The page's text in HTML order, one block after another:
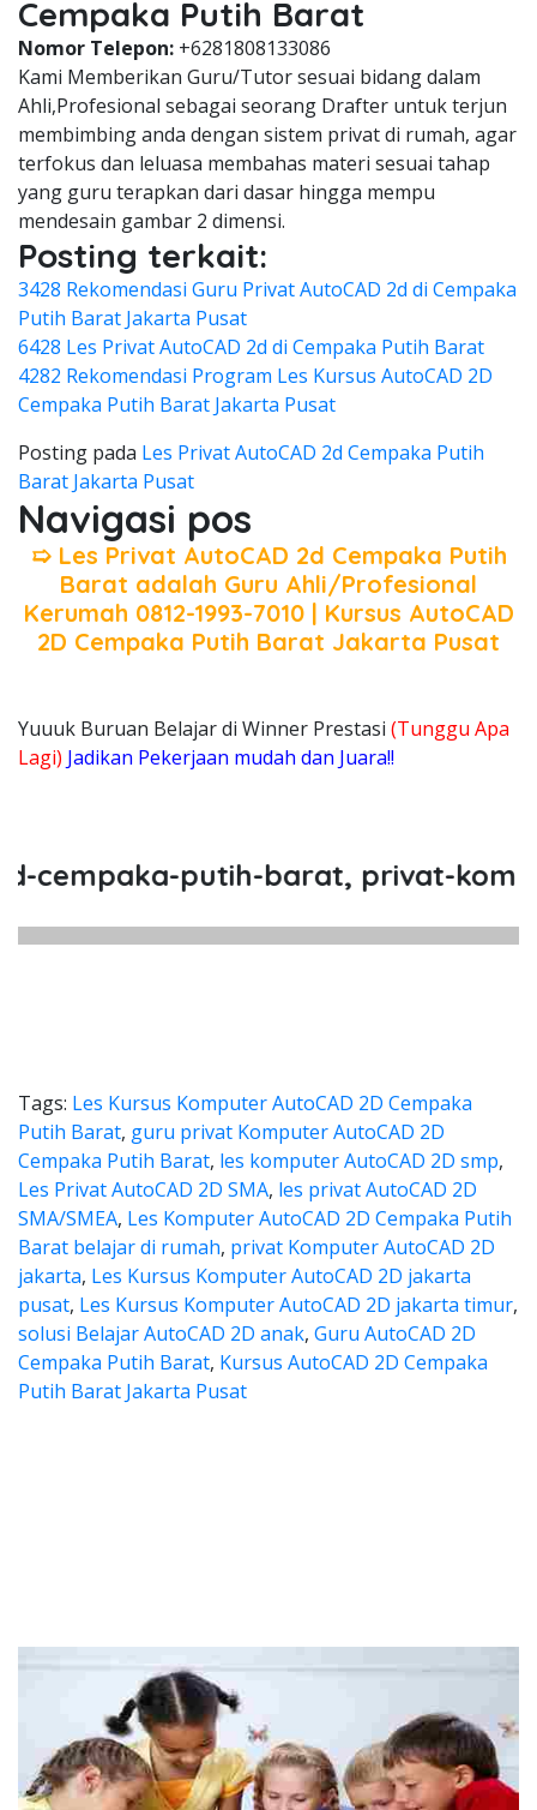
Cempaka Putih Barat
Nomor Telepon: +6281808133086
Kami Memberikan Guru/Tutor sesuai bidang dalam
Ahli,Profesional sebagai seorang Drafter untuk terjun
membimbing anda dengan sistem privat di rumah, agar
terfokus dan leluasa membahas materi sesuai tahap
yang guru terapkan dari dasar hingga mempu
mendesain gambar 2 dimensi.
Posting terkait:
3428 Rekomendasi Guru Privat AutoCAD 2d di Cempaka
Putih Barat Jakarta Pusat
6428 Les Privat AutoCAD 2d di Cempaka Putih Barat
4282 Rekomendasi Program Les Kursus AutoCAD 2D
Cempaka Putih Barat Jakarta Pusat
Posting pada Les Privat AutoCAD 2d Cempaka Putih
Barat Jakarta Pusat
Navigasi pos
➯ Les Privat AutoCAD 2d Cempaka Putih
Barat adalah Guru Ahli/Profesional
Kerumah 0812-1993-7010 | Kursus AutoCAD
2D Cempaka Putih Barat Jakarta Pusat
Yuuuk Buruan Belajar di Winner Prestasi (Tunggu Apa
Lagi) Jadikan Pekerjaan mudah dan Juara!!
putih-barat, privat-komputer-
Tags: Les Kursus Komputer AutoCAD 2D Cempaka
Putih Barat, guru privat Komputer AutoCAD 2D
Cempaka Putih Barat, les komputer AutoCAD 2D smp,
Les Privat AutoCAD 2D SMA, les privat AutoCAD 2D
SMA/SMEA, Les Komputer AutoCAD 2D Cempaka Putih
Barat belajar di rumah, privat Komputer AutoCAD 2D
jakarta, Les Kursus Komputer AutoCAD 2D jakarta
pusat, Les Kursus Komputer AutoCAD 2D jakarta timur,
solusi Belajar AutoCAD 2D anak, Guru AutoCAD 2D
Cempaka Putih Barat, Kursus AutoCAD 2D Cempaka
Putih Barat Jakarta Pusat